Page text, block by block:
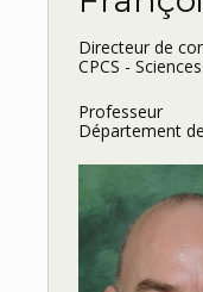
Directeur de
CPCS -
Professeur
Département